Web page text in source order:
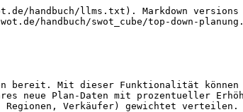
handbuch/llms.txt). Markdown versions
handbuch/swot_cube/top-down-
bereit. Mit dieser Funktionalität können
neue Plan-Daten mit prozentueller
Regionen, Verkäufer) gewichtet verteilen.